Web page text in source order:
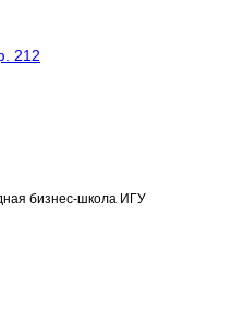
212
бизнес-школа ИГУ